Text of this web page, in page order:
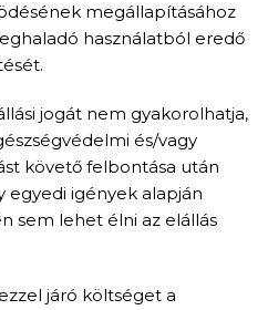
megállapításához
használatból eredő
jogát nem gyakorolhatja,
és/vagy
követő felbontása után
egyedi igények alapján
sem lehet élni az elállás
járó költséget a